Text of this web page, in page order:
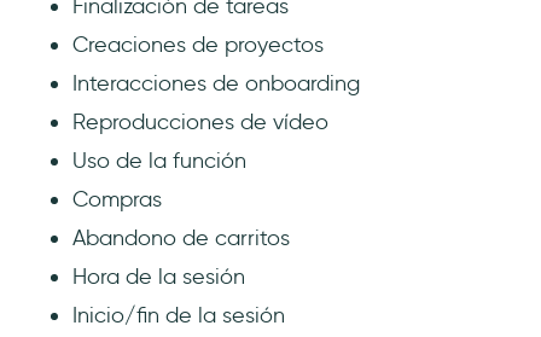
Finalización de tareas
Creaciones de proyectos
Interacciones de onboarding
Reproducciones de vídeo
Uso de la función
Compras
Abandono de carritos
Hora de la sesión
Inicio/fin de la sesión